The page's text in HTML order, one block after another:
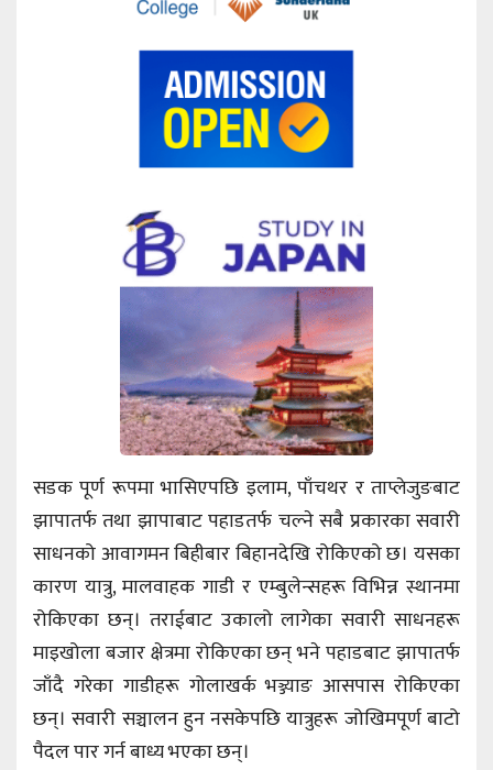
सडक पूर्ण रूपमा भासिएपछि इलाम, पाँचथर र ताप्लेजुङबाट
झापातर्फ तथा झापाबाट पहाडतर्फ चल्ने सबै प्रकारका सवारी
साधनको आवागमन बिहीबार बिहानदेखि रोकिएको छ। यसका
कारण यात्रु, मालवाहक गाडी र एम्बुलेन्सहरू विभिन्न स्थानमा
रोकिएका छन्। तराईबाट उकालो लागेका सवारी साधनहरू
माइखोला बजार क्षेत्रमा रोकिएका छन् भने पहाडबाट झापातर्फ
जाँदै गरेका गाडीहरू गोलाखर्क भञ्ज्याङ आसपास रोकिएका
छन्। सवारी सञ्चालन हुन नसकेपछि यात्रुहरू जोखिमपूर्ण बाटो
पैदल पार गर्न बाध्य भएका छन्।